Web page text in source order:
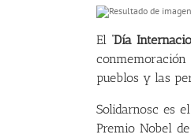
El ‘Día
pueblos y las
Solidarnosc es
Premio Nobel